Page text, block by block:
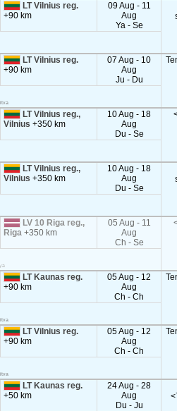
LT Vilnius reg.
+90 km
09 Aug - 11
Aug
Ya - Se
LT Vilnius reg.
+90 km
07 Aug - 10
Aug
Ju - Du
LT Vilnius reg.,
Vilnius+350 km
10 Aug - 18
Aug
Du - Se
LT Vilnius reg.,
Vilnius+350 km
10 Aug - 18
Aug
Du - Se
LV 10 Riga reg.,
Riga+350 km
05 Aug - 11
Aug
Ch - Se
LT Kaunas reg.
+90 km
05 Aug - 12
Aug
Ch - Ch
LT Vilnius reg.
+90 km
05 Aug - 12
Aug
Ch - Ch
LT Kaunas reg.
+50 km
24 Aug - 28
Aug
Du - Ju